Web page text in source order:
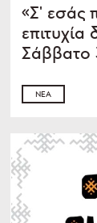
«Σ' εσάς
Σάββατο
ΝΈΑ